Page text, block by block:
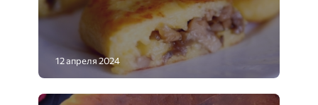
12 апреля 2024